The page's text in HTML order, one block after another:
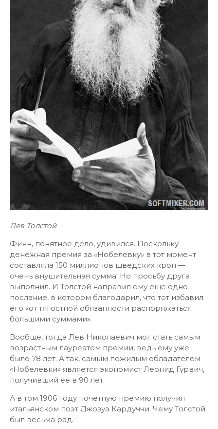
Лев Толстой
Финн, понятное дело, удивился. Поскольку
денежная премия за «Нобелевку» в тот момент
составляла 150 миллионов шведских крон —
очень внушительная сумма. Но просьбу друга
выполнил. И Толстой направил ему еще одно
послание, в котором благодарил, что тот избавил
его «от тягостной обязанности распоряжаться
большими суммами».
Вообще, тогда Лев Николаевич мог стать самым
возрастным лауреатом премии, ведь ему уже
было 78 лет. А так, самым пожилым обладателем
«Нобелевки» является экономист Леонид Гурвич,
получивший ее в 90 лет.
А в том 1906 году почетную премию получил
итальянском поэт Джозуэ Кардуччи. Чему Толстой
был весьма рад.